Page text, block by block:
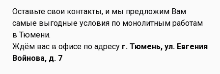
Оставьте свои контакты, и мы предложим Вам
самые выгодные условия по монолитным работам
в Тюмени.
Ждём вас в офисе по адресу г. Тюмень, ул. Евгения
Войнова, д. 7